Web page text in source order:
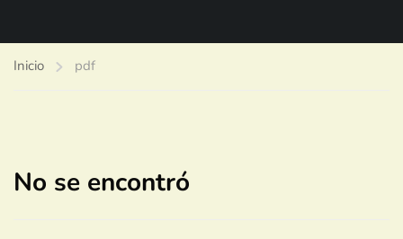
Inicio pdf
No se encontró